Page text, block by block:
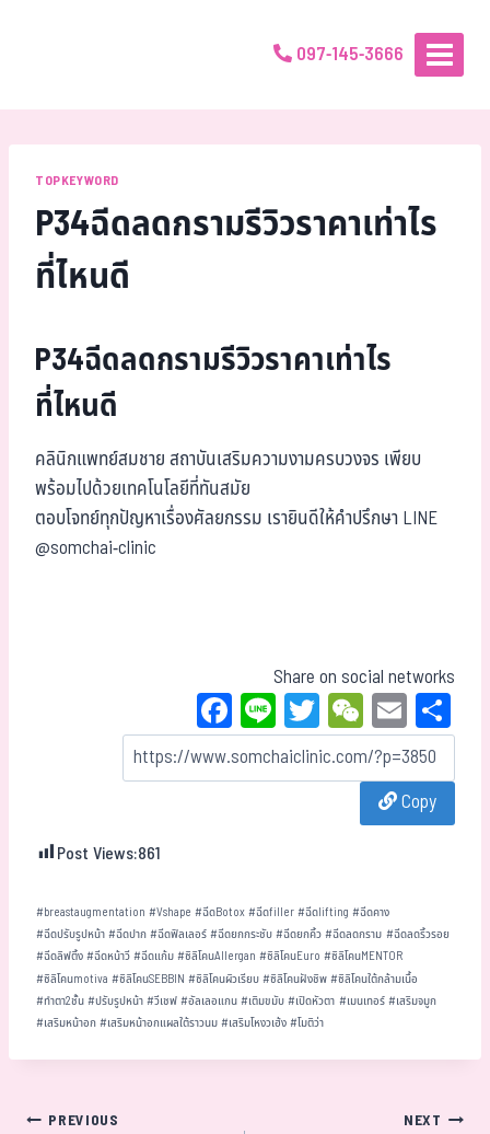
097-145-3666
TOPKEYWORD
P34ฉีดลดกรามรีวิวราคาเท่าไร
ที่ไหนดี
P34ฉีดลดกรามรีวิวราคาเท่าไร
ที่ไหนดี
คลินิกแพทย์สมชาย สถาบันเสริมความงามครบวงจร เพียบ
พร้อมไปด้วยเทคโนโลยีที่ทันสมัย
ตอบโจทย์ทุกปัญหาเรื่องศัลยกรรม เรายินดีให้คำปรึกษา LINE
@somchai-clinic
Share on social networks
Fa
ce
bo
Li
ne
T
wi
tt
W
eC
ha
t
E
m
ail
Copy
Post Views:861
#breastaugmentation #Vshape #ฉีดBotox#ฉีดfiller#ฉีดlifting #ฉีดคาง
#ฉีดปรับรูปหน้า#ฉีดปาก#ฉีดฟิลเลอร์#ฉีดยกกระชับ#ฉีดยกคิ้ว #ฉีดลดกราม #ฉีดลดริ้วรอย
#ฉีดลิฟติ้ง#ฉีดหน้าวี#ฉีดแก้ม#ซิลิโคนAllergan #ซิลิโคนEuro #ซิลิโคนMENTOR
#ซิลิโคนmotiva #ซิลิโคนSEBBIN #ซิลิโคนผิวเรียบ#ซิลิโคนฝังชิพ#ซิลิโคนใต้กล้ามเนื้อ
#ทำตา2ชั้น#ปรับรูปหน้า#วีเชฟ#อัลเลอแกน#เติมขมับ #เปิดหัวตา #เมนเทอร์ #เสริมจมูก
#เสริมหน้าอก#เสริมหน้าอกแผลใต้ราวนม#เสริมโหงวเฮ้ง#โมติว่า
PREVIOUS NEXT